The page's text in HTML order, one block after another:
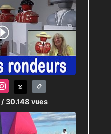
/ 30.148 vues